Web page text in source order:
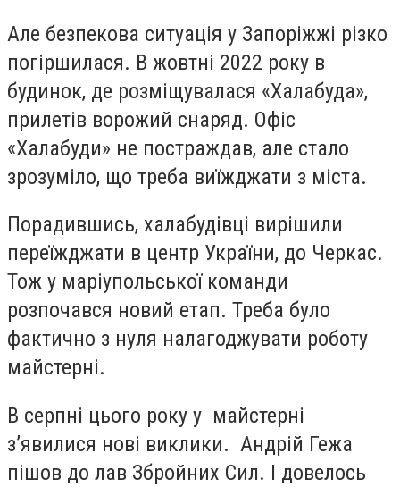
Але безпекова ситуація у Запоріжжі різко
погіршилася. В жовтні 2022 року в
будинок, де розміщувалася «Халабуда»,
прилетів ворожий снаряд. Офіс
«Халабуди» не постраждав, але стало
зрозуміло, що треба виїжджати з міста.
Порадившись, халабудівці вирішили
переїжджати в центр України, до Черкас.
Тож у маріупольської команди
розпочався новий етап. Треба було
фактично з нуля налагоджувати роботу
майстерні.
В серпні цього року у майстерні
з’явилися нові виклики. Андрій Гежа
пішов до лав Збройних Сил. І довелось